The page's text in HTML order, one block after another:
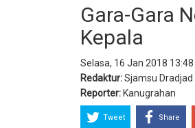
Gara-Gara
Kepala
Selasa, 16 Jan 2018 13:48
Redaktur:Sjamsu Dradjad
Reporter: Kanugrahan
Tweet Share